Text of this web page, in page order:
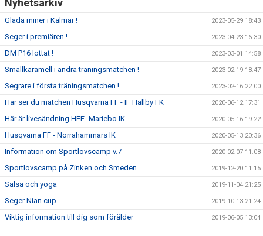
Nyhetsarkiv
Glada miner i Kalmar ! 2023-05-29 18:43
Seger i premiären ! 2023-04-23 16:30
DM P16 lottat ! 2023-03-01 14:58
Smällkaramell i andra träningsmatchen ! 2023-02-19 18:47
Segrare i första träningsmatchen ! 2023-02-16 22:00
Här ser du matchen Husqvarna FF - IF Hallby FK 2020-06-12 17:31
Här är livesändning HFF- Mariebo IK 2020-05-16 19:22
Husqvarna FF - Norrahammars IK 2020-05-13 20:36
Information om Sportlovscamp v.7 2020-02-07 11:08
Sportlovscamp på Zinken och Smeden 2019-12-20 11:15
Salsa och yoga 2019-11-04 21:25
Seger Nian cup 2019-10-13 21:24
Viktig information till dig som förälder 2019-06-05 13:04